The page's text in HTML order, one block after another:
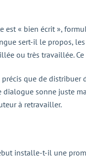
« bien écrit »,
sert-il le propos,
ou très travaillée.
que de
sonne juste
à retravailler.
installe-t-il une